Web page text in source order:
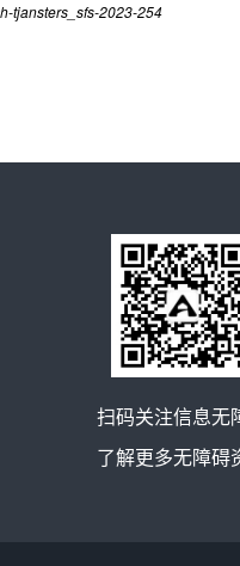
tjansters_sfs-2023-254
扫码关注信息无
了解更多无障碍